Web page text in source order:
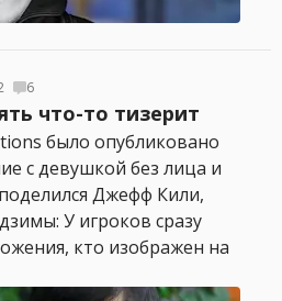
6
что-то тизерит
было опубликовано
с девушкой без лица и
Джефф Кили,
У игроков сразу
кто изображен на